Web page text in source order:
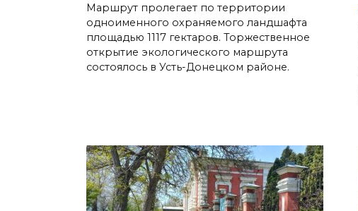
Маршрут пролегает по территории
одноименного охраняемого ландшафта
площадью 1117 гектаров. Торжественное
открытие экологического маршрута
состоялось в Усть-Донецком районе.